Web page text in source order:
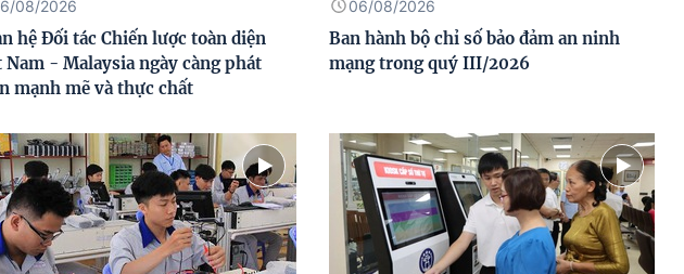
08/2026
hệ Đối tác Chiến lược toàn diện
Nam - Malaysia ngày càng phát
mạnh mẽ và thực chất
06/08/2026
Ban hành bộ chỉ số bảo đảm an ninh
mạng trong quý III/2026